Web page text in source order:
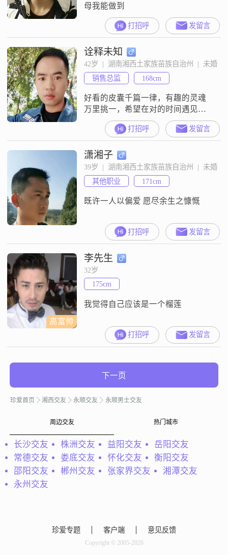
母我能做到
打招呼 发留言
诠释未知
42岁  |  湖南湘西土家族苗族自治州  |  未婚
销售总监
168cm
好看的皮囊千篇一律，有趣的灵魂
万里挑一，希望在对的时间遇见哪
个久违的你……
打招呼 发留言
潇湘子
39岁  |  湖南湘西土家族苗族自治州  |  未婚
其他职业
171cm
既许一人以偏爱 愿尽余生之慷慨
打招呼 发留言
高富帅
李先生
32岁
175cm
我觉得自己应该是一个榴莲
打招呼 发留言
下一页
珍爱首页 湘西交友 永顺交友 永顺男士交友
周边交友 热门城市
长沙交友 株洲交友 益阳交友
岳阳交友
常德交友
娄底交友 怀化交友
衡阳交友
邵阳交友
郴州交友 张家界交友
湘潭交友
永州交友
珍爱专题 客户端 意见反馈
Copyright © 2005-2026